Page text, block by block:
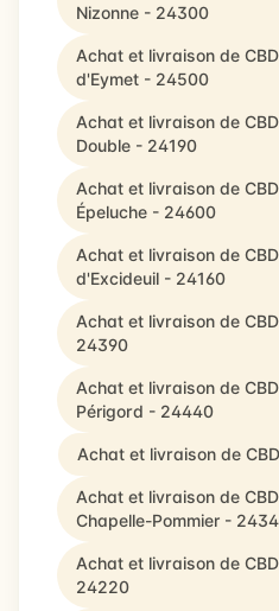
Nizonne - 24300
Achat et livraison de
d'Eymet - 24500
Achat et livraison de
Double - 24190
Achat et livraison de
Épeluche - 24600
Achat et livraison de
d'Excideuil - 24160
Achat et livraison de
24390
Achat et livraison de
Périgord - 24440
Achat et livraison de
Achat et livraison de
Chapelle-Pommier -
Achat et livraison de
24220